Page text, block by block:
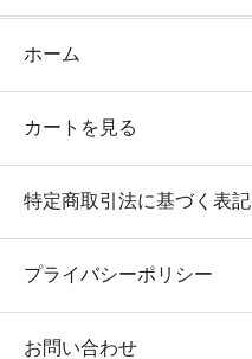
ホーム
カートを見る
特定商取引法に基づく表記
プライバシーポリシー
お問い合わせ